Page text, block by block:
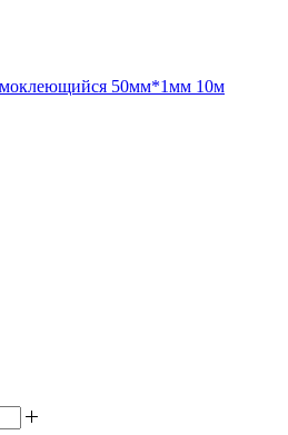
50мм*1мм 10м